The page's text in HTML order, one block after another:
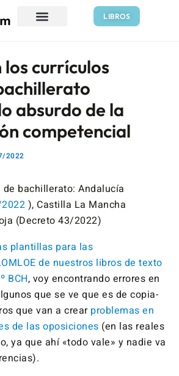
LIBROS
currículos
absurdo de la
competencial
2022
bachillerato: Andalucía
), Castilla La Mancha
(Decreto 43/2022)
plantillas para las
de nuestros libros de texto
BCH, voy encontrando errores en
que se ve que es de copia-
que van a crear problemas en
de las oposiciones (en las reales
ya que ahí «todo vale» y nadie va